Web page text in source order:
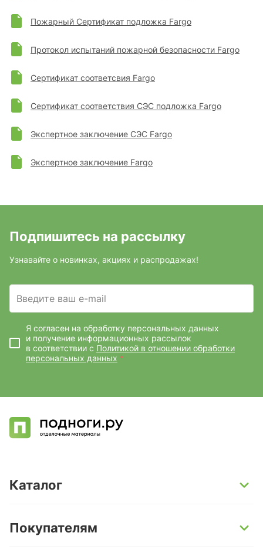
Пожарный Сертификат подложка Fargo
Протокол испытаний пожарной безопасности Fargo
Сертификат соответсвия Fargo
Сертификат соответствия СЭС подложка Fargo
Экспертное заключение СЭС Fargo
Экспертное заключение Fargo
Подпишитесь на рассылку
Узнавайте о новинках, акциях и распродажах!
Введите ваш e-mail
Я согласен на обработку персональных данных
и получение информационных рассылок
в соответствии с Политикой в отношении обработки
персональных данных *
Каталог
Кварц-винил и LVT-плитка
Покупателям